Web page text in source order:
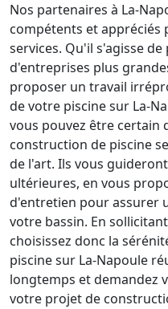
Nos partenaires à La-
compétents et appréciés
services. Qu'il s'agisse
d'entreprises plus
proposer un travail
de votre piscine sur La-
vous pouvez être certain
construction de piscine
de l'art. Ils vous
ultérieures, en vous
d'entretien pour assurer
votre bassin. En
choisissez donc la
piscine sur La-Napoule
longtemps et demandez
votre projet de